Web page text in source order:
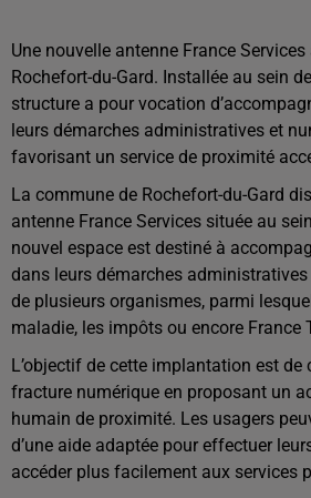
Une nouvelle antenne France
Rochefort-du-Gard. Installée au sein
structure a pour vocation
leurs démarches administratives et
favorisant un service de proximité
La commune de Rochefort-du-Gard
antenne France Services située au
nouvel espace est destiné à
dans leurs démarches
de plusieurs organismes, parmi
maladie, les impôts ou encore France
L’objectif de cette implantation est de
fracture numérique en proposant un
humain de proximité. Les usagers
d’une aide adaptée pour effectuer
accéder plus facilement aux services